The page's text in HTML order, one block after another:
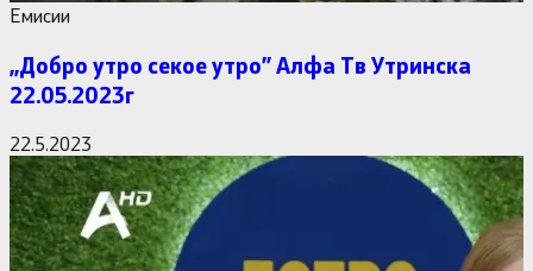
Емисии
,,Добро утро секое утро” Алфa Тв Утринска
22.05.2023г
22.5.2023